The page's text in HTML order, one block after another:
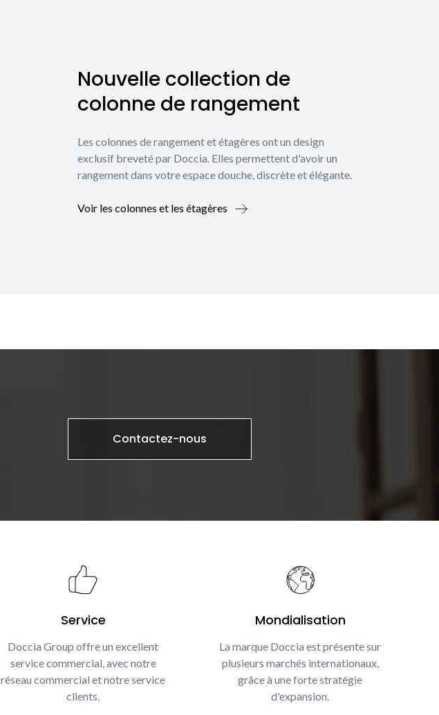
Nouvelle collection de
colonne de rangement
Les colonnes de rangement et étagères ont un design
exclusif breveté par Doccia. Elles permettent d'avoir un
rangement dans votre espace douche, discrète et élégante.
Voir les colonnes et les étagères
Contactez-nous
Service
Doccia Group offre un excellent
service commercial, avec notre
réseau commercial et notre service
clients.
Mondialisation
La marque Doccia est présente sur
plusieurs marchés internationaux,
grâce à une forte stratégie
d'expansion.